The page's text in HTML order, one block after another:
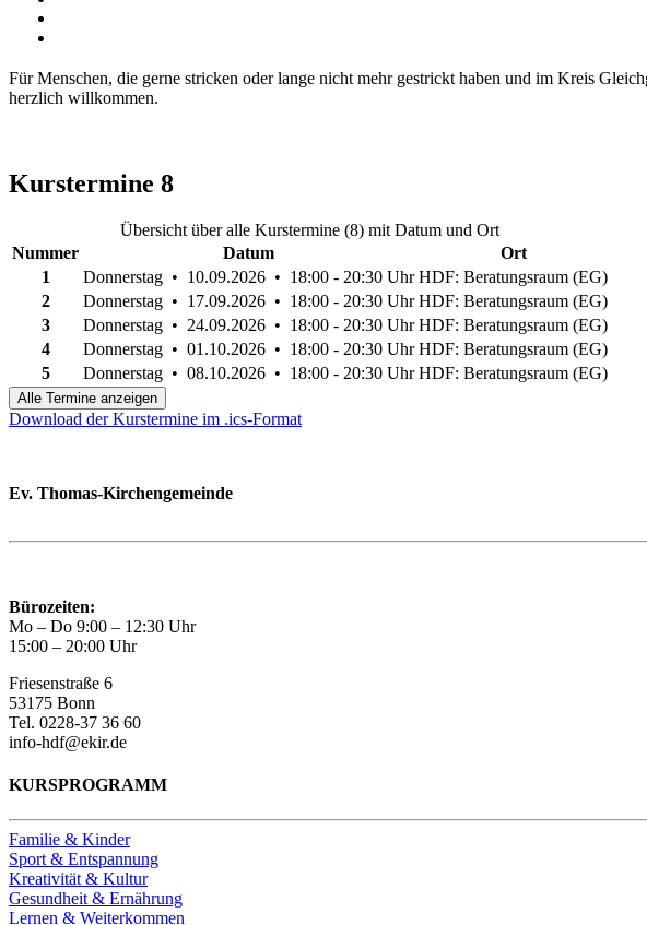
Für Menschen, die gerne stricken oder lange nicht mehr gestrickt haben und im Kreis
herzlich willkommen.
Kurstermine 8
Übersicht über alle Kurstermine (8) mit Datum und Ort
Nummer
Datum
Ort
1
Donnerstag • 10.09.2026 • 18:00 - 20:30 Uhr HDF: Beratungsraum (EG)
2
Donnerstag • 17.09.2026 • 18:00 - 20:30 Uhr HDF: Beratungsraum (EG)
3
Donnerstag • 24.09.2026 • 18:00 - 20:30 Uhr HDF: Beratungsraum (EG)
4
Donnerstag • 01.10.2026 • 18:00 - 20:30 Uhr HDF: Beratungsraum (EG)
5
Donnerstag • 08.10.2026 • 18:00 - 20:30 Uhr HDF: Beratungsraum (EG)
Alle Termine anzeigen
Download der Kurstermine im .ics-Format
Ev. Thomas-Kirchengemeinde
Bürozeiten:
Mo – Do 9:00 – 12:30 Uhr
15:00 – 20:00 Uhr
Friesenstraße 6
53175 Bonn
Tel. 0228-37 36 60
info-hdf@ekir.de
KURSPROGRAMM
Familie & Kinder
Sport & Entspannung
Kreativität & Kultur
Gesundheit & Ernährung
Lernen & Weiterkommen